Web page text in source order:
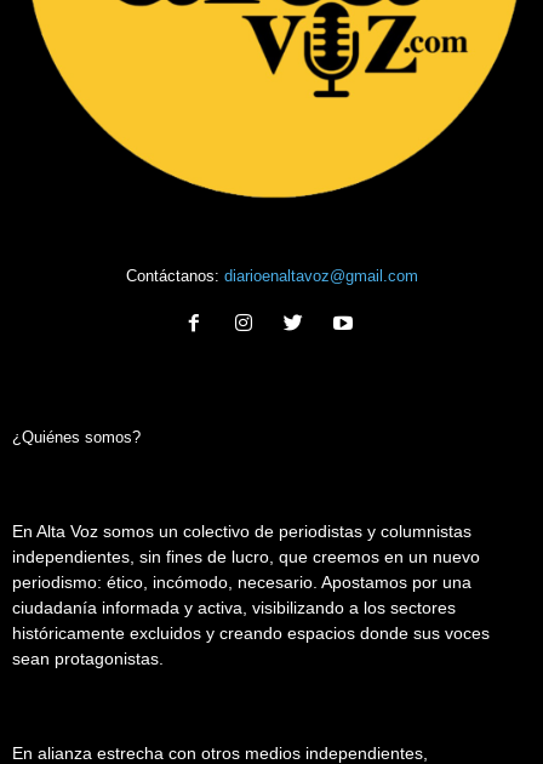
Contáctanos: diarioenaltavoz@gmail.com
¿Quiénes somos?
En Alta Voz somos un colectivo de periodistas y columnistas
independientes, sin fines de lucro, que creemos en un nuevo
periodismo: ético, incómodo, necesario. Apostamos por una
ciudadanía informada y activa, visibilizando a los sectores
históricamente excluidos y creando espacios donde sus voces
sean protagonistas.
En alianza estrecha con otros medios independientes,